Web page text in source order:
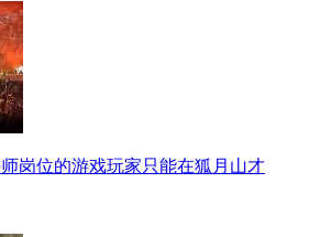
岗位的游戏玩家只能在狐月山才